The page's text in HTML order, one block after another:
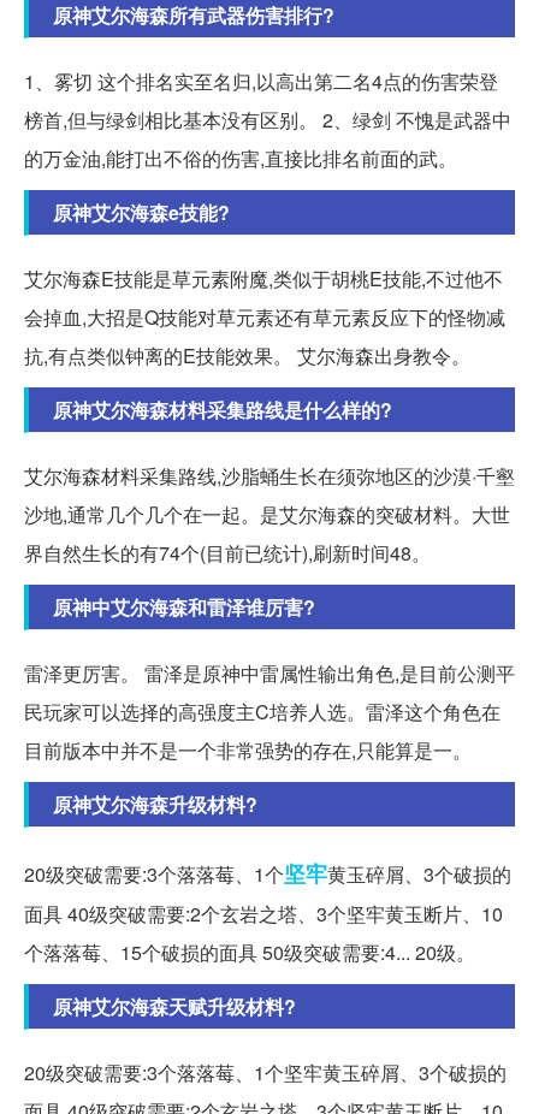
原神艾尔海森所有武器伤害排行?
1、雾切 这个排名实至名归,以高出第二名4点的伤害荣登
榜首,但与绿剑相比基本没有区别。 2、绿剑 不愧是武器中
的万金油,能打出不俗的伤害,直接比排名前面的武。
原神艾尔海森e技能?
艾尔海森E技能是草元素附魔,类似于胡桃E技能,不过他不
会掉血,大招是Q技能对草元素还有草元素反应下的怪物减
抗,有点类似钟离的E技能效果。 艾尔海森出身教令。
原神艾尔海森材料采集路线是什么样的?
艾尔海森材料采集路线,沙脂蛹生长在须弥地区的沙漠·千壑
沙地,通常几个几个在一起。是艾尔海森的突破材料。大世
界自然生长的有74个(目前已统计),刷新时间48。
原神中艾尔海森和雷泽谁厉害?
雷泽更厉害。 雷泽是原神中雷属性输出角色,是目前公测平
民玩家可以选择的高强度主C培养人选。雷泽这个角色在
目前版本中并不是一个非常强势的存在,只能算是一。
原神艾尔海森升级材料?
20级突破需要:3个落落莓、1个坚牢黄玉碎屑、3个破损的
面具 40级突破需要:2个玄岩之塔、3个坚牢黄玉断片、10
个落落莓、15个破损的面具 50级突破需要:4... 20级。
原神艾尔海森天赋升级材料?
20级突破需要:3个落落莓、1个坚牢黄玉碎屑、3个破损的